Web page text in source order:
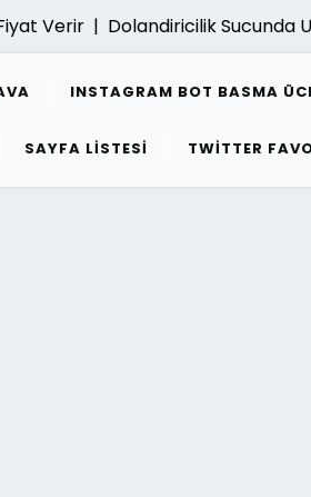
Verir | Dolandiricilik Sucunda
INSTAGRAM BOT BASMA
SAYFA LISTESI TWITTER